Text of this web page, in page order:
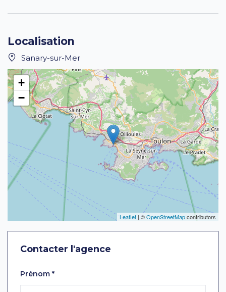
Localisation
Sanary-sur-Mer
+
−
Leaflet | ©OpenStreetMapcontributors
Contacter l'agence
Laissez ce champ vide
Prénom *